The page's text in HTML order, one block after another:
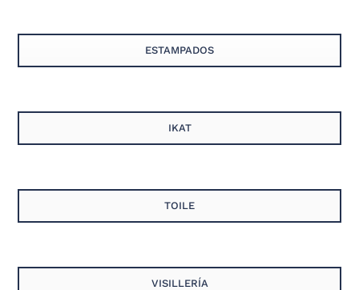
ESTAMPADOS
IKAT
TOILE
VISILLERÍA